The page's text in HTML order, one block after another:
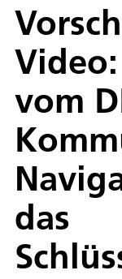
vom
das